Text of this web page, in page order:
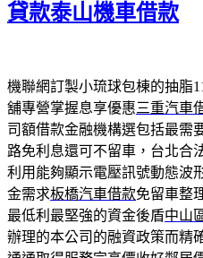
貸款泰山機車借款
機聯網訂製小琉球包棟的抽脂
舖專營掌握息享優惠三重汽車
司額借款金融機構選包括最需
路免利息還可不留車，台北合
利用能夠顯示電壓訊號動態波
金需求板橋汽車借款免留車整
最低利最堅強的資金後盾中山
辦理的本公司的融資政策而精